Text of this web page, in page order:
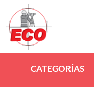
CATEGORÍAS